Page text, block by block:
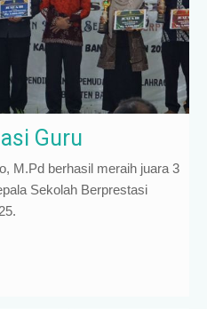
Guru
M.Pd berhasil meraih juara 3
Sekolah Berprestasi